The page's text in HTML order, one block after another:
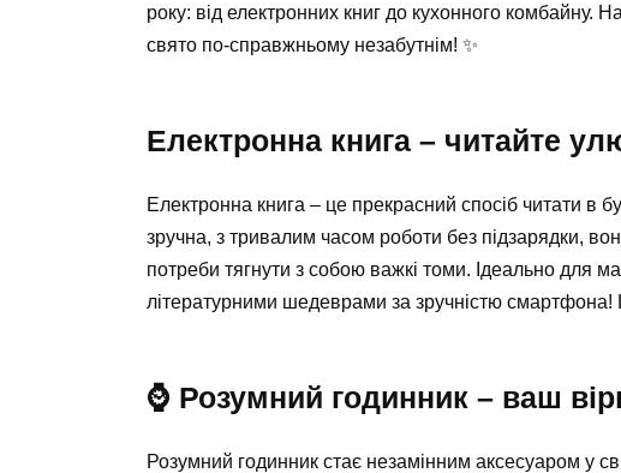
року: від електронних книг до кухонного комбайну.
свято по-справжньому незабутнім! ✨
Електронна книга – читайте
Електронна книга – це прекрасний спосіб читати в
зручна, з тривалим часом роботи без підзарядки,
потреби тягнути з собою важкі томи. Ідеально для
літературними шедеврами за зручністю смартфона!
⌚ Розумний годинник – ваш
Розумний годинник стає незамінним аксесуаром у